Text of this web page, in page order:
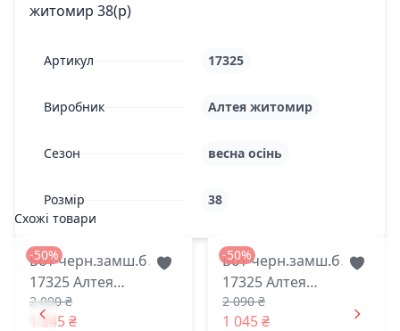
житомир 38(р)
Артикул 17325
Виробник Алтея житомир
Сезон весна осінь
Розмір
38
Схожі товари
-50%
Бот черн.замш.б.
17325 Алтея
житомир 37(р)
2 090 ₴
1 045 ₴
-50%
Бот черн.замш.б.
17325 Алтея
житомир 36(р)
2 090 ₴
1 045 ₴